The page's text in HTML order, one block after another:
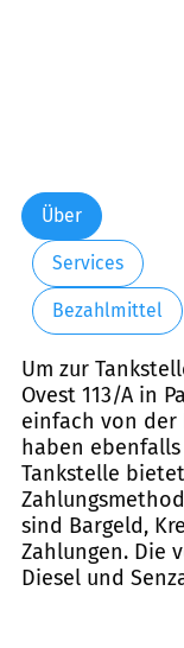
Über
Services
Bezahlmittel
Um zur
Ovest 113/A in
einfach von der
haben ebenfalls
Tankstelle
sind Bargeld,
Zahlungen. Die
Diesel und